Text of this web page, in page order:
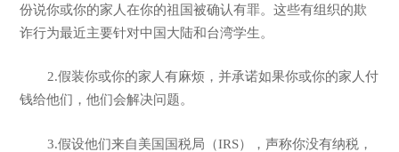
份说你或你的家人在你的祖国被确认有罪。这些有组织的欺
诈行为最近主要针对中国大陆和台湾学生。
2.假装你或你的家人有麻烦，并承诺如果你或你的家人付
钱给他们，他们会解决问题。
3.假设他们来自美国国税局（IRS），声称你没有纳税，